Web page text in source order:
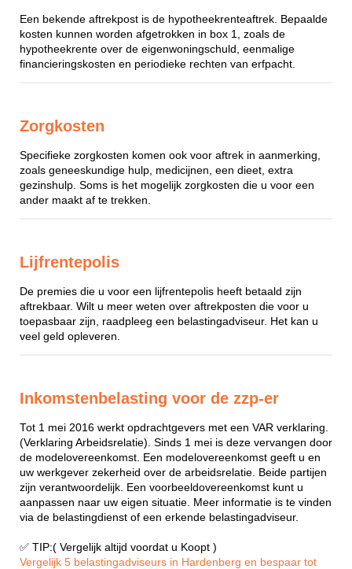
Een bekende aftrekpost is de hypotheekrenteaftrek. Bepaalde
kosten kunnen worden afgetrokken in box 1, zoals de
hypotheekrente over de eigenwoningschuld, eenmalige
financieringskosten en periodieke rechten van erfpacht.
Zorgkosten
Specifieke zorgkosten komen ook voor aftrek in aanmerking,
zoals geneeskundige hulp, medicijnen, een dieet, extra
gezinshulp. Soms is het mogelijk zorgkosten die u voor een
ander maakt af te trekken.
Lijfrentepolis
De premies die u voor een lijfrentepolis heeft betaald zijn
aftrekbaar. Wilt u meer weten over aftrekposten die voor u
toepasbaar zijn, raadpleeg een belastingadviseur. Het kan u
veel geld opleveren.
Inkomstenbelasting voor de zzp-er
Tot 1 mei 2016 werkt opdrachtgevers met een VAR verklaring.
(Verklaring Arbeidsrelatie). Sinds 1 mei is deze vervangen door
de modelovereenkomst. Een modelovereenkomst geeft u en
uw werkgever zekerheid over de arbeidsrelatie. Beide partijen
zijn verantwoordelijk. Een voorbeeldovereenkomst kunt u
aanpassen naar uw eigen situatie. Meer informatie is te vinden
via de belastingdienst of een erkende belastingadviseur.
✅ TIP:( Vergelijk altijd voordat u Koopt )
Vergelijk 5 belastingadviseurs in Hardenberg en bespaar tot